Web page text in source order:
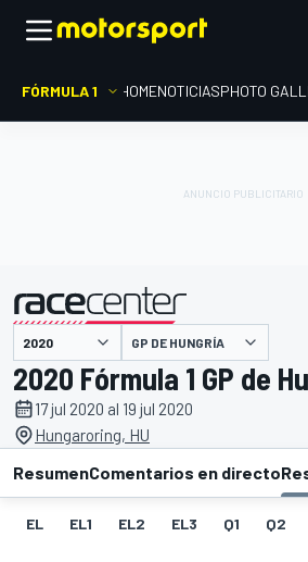
FÓRMULA 1 HOMENOTICIASPHOTO
presentado por GP DE HUNGRÍA
2020 Fórmula 1 GP de
17 jul 2020 al 19 jul 2020
Hungaroring, HU
ResumenComentarios en directo
EL EL1 EL2 EL3 Q1 Q2